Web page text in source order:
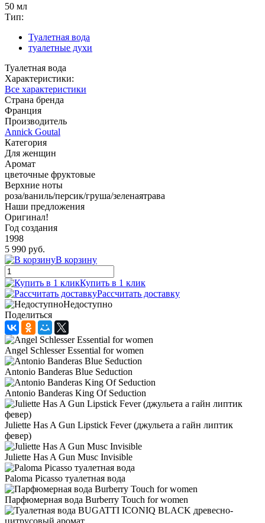
50 мл
Тип:
Туалетная вода
туалетные духи
Туалетная вода
Характеристики:
Все характеристики
Страна бренда
Франция
Производитель
Annick Goutal
Категория
Для женщин
Аромат
цветочные фруктовые
Верхние ноты
роза/ваниль/персик/груша/зеленаятрава
Наши предложения
Оригинал!
Год создания
1998
5 990 руб.
В корзину
Купить в 1 клик
Рассчитать доставку
Недоступно
Поделиться
Angel Schlesser Essential for women
Antonio Banderas Blue Seduction
Antonio Banderas King Of Seduction
Juliette Has A Gun Lipstick Fever (джульета а гайн липтик
февер)
Juliette Has A Gun Musc Invisible
Paloma Picasso туалетная вода
Парфюмерная вода Burberry Touch for women